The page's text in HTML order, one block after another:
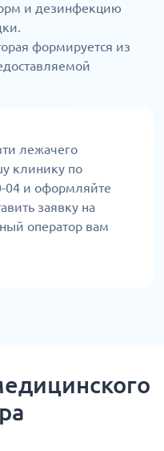
и дезинфекцию
формируется из
лежачего
клинику по
04 и оформляйте
заявку на
оператор вам